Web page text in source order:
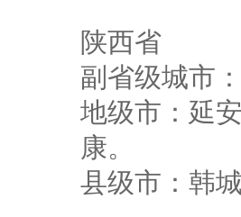
陕西省
副省级城市
地级市：延
康。
县级市：韩